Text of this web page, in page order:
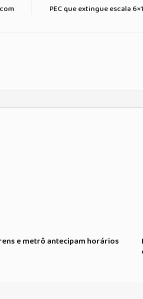
PEC que extingue escala
e metrô antecipam horários